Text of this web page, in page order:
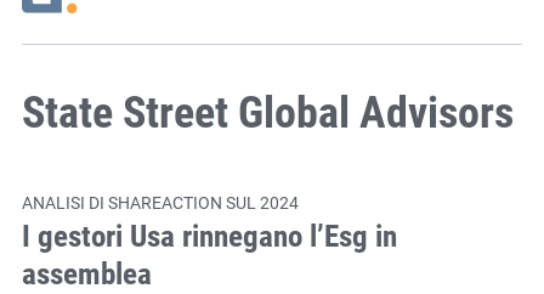
State Street Global Advisors
ANALISI DI SHAREACTION SUL 2024
I gestori Usa rinnegano l’Esg in
assemblea